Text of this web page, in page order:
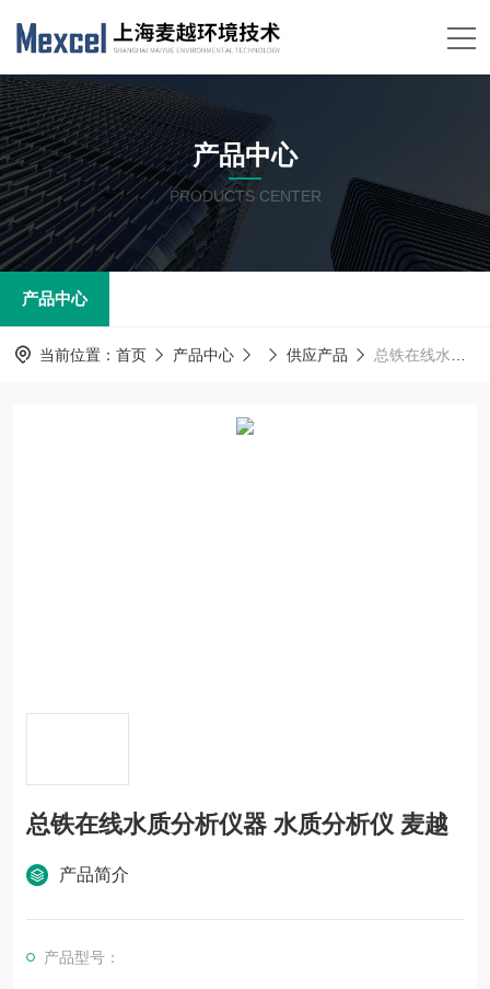
产品中心
PRODUCTS CENTER
产品中心
当前位置： 首页 产品中心 供应产品 总铁在线水质分析仪器 水质分析仪 麦越
总铁在线水质分析仪器 水质分析仪 麦越
产品简介
产品型号：